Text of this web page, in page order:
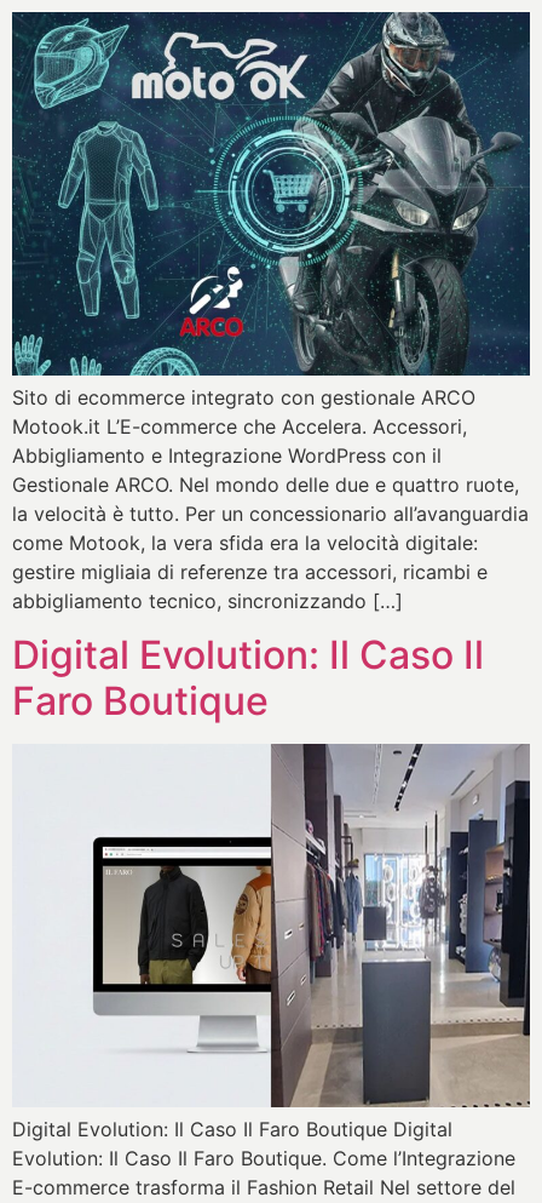
Sito di ecommerce integrato con gestionale ARCO
Motook.it L’E-commerce che Accelera. Accessori,
Abbigliamento e Integrazione WordPress con il
Gestionale ARCO. Nel mondo delle due e quattro ruote,
la velocità è tutto. Per un concessionario all’avanguardia
come Motook, la vera sfida era la velocità digitale:
gestire migliaia di referenze tra accessori, ricambi e
abbigliamento tecnico, sincronizzando […]
Digital Evolution: Il Caso Il
Faro Boutique
Digital Evolution: Il Caso Il Faro Boutique Digital
Evolution: Il Caso Il Faro Boutique. Come l’Integrazione
E-commerce trasforma il Fashion Retail Nel settore del